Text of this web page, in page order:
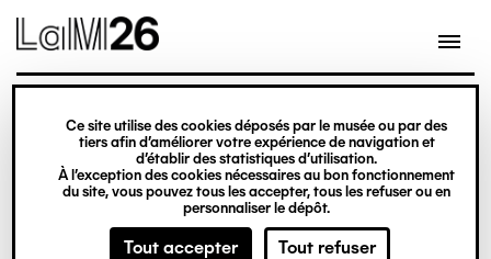
Gestion des cookies
Ce site utilise des cookies déposés par le musée ou par des
tiers afin d’améliorer votre expérience de navigation et
d’établir des statistiques d’utilisation.
À l’exception des cookies nécessaires au bon fonctionnement
du site, vous pouvez tous les accepter, tous les refuser ou en
personnaliser le dépôt.
Tout accepter Tout refuser
contenu